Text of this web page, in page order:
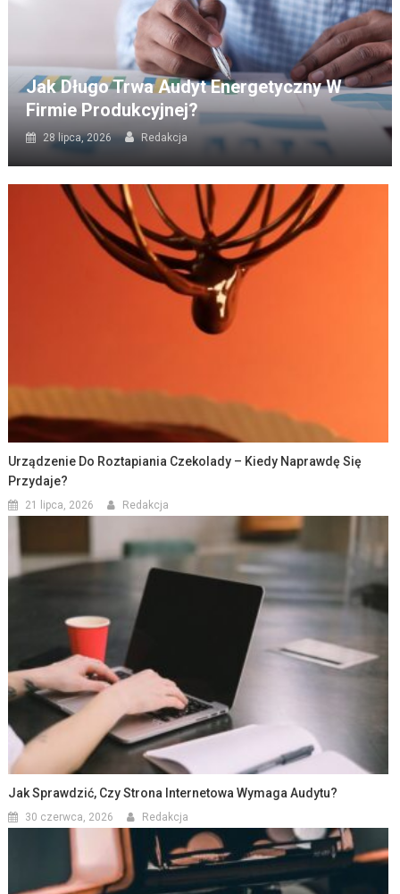
Jak Długo Trwa Audyt Energetyczny W
Firmie Produkcyjnej?
28 lipca, 2026 Redakcja
Urządzenie Do Roztapiania Czekolady – Kiedy Naprawdę Się
Przydaje?
21 lipca, 2026 Redakcja
Jak Sprawdzić, Czy Strona Internetowa Wymaga Audytu?
30 czerwca, 2026 Redakcja